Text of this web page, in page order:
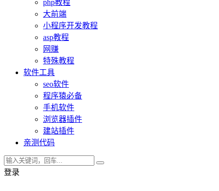
php教程
大前端
小程序开发教程
asp教程
网赚
特殊教程
软件工具
seo软件
程序猿必备
手机软件
浏览器插件
建站插件
亲测代码
登录